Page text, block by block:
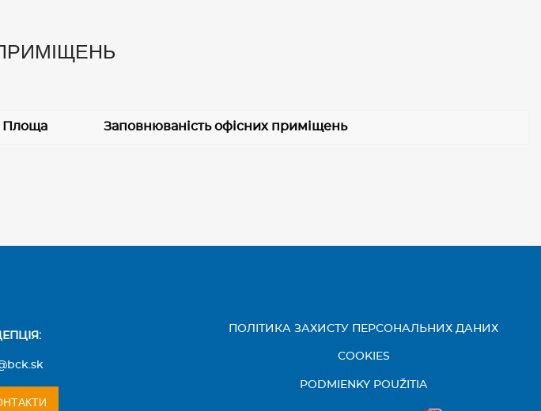
Площа Заповнюваність офісних приміщень
ПОЛІТИКА ЗАХИСТУ ПЕРСОНАЛЬНИХ ДАНИХ
COOKIES
PODMIENKY POUŽITIA